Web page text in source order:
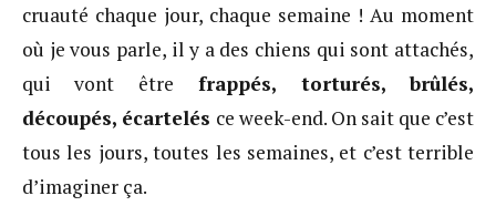
cruauté chaque jour, chaque semaine ! Au moment
où je vous parle, il y a des chiens qui sont attachés,
qui vont être frappés, torturés, brûlés,
découpés, écartelés ce week-end. On sait que c’est
tous les jours, toutes les semaines, et c’est terrible
d’imaginer ça.